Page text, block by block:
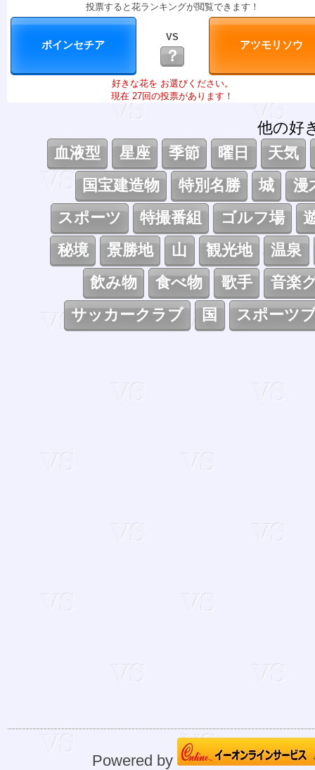
投票すると花ランキングが閲覧できます！
VS
？
好きな花を お選びください。
現在 27回の投票があります！
他の好
血液型
星座 季節 曜日
天気
国宝建造物
特別名勝 城
漫
スポーツ
特撮番組 ゴルフ場
秘境
景勝地 山 観光地
温泉
飲み物
食べ物 歌手
音楽
サッカークラブ
国 スポーツ
Powered by